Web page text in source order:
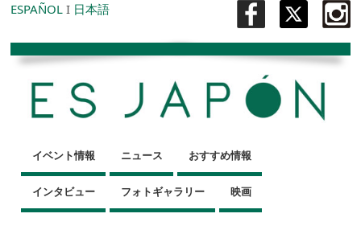
ESPAÑOL I 日本語
イベント情報 ニュース おすすめ情報
インタビュー フォトギャラリー 映画